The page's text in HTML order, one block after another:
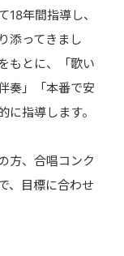
18年間指導し、
添ってきまし
もとに、「歌い
奏」「本番で安
に指導します。
方、合唱コンク
、目標に合わせ